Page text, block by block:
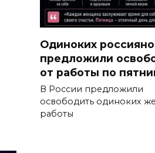
Одиноких
предложили
от работы по
В России предложили
освободить одиноких
работы